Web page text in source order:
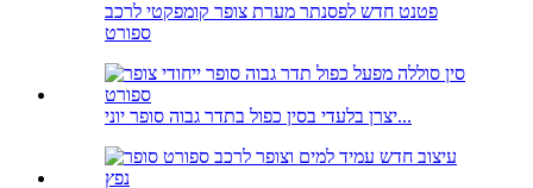
פטנט חדש לפסנתר מערת צופר קומפקטי לרכב
ספורט
יצרן בלעדי בסין כפול בתדר גבוה סופר יוני...